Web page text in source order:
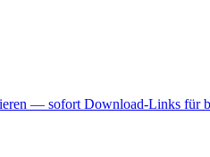
— sofort Download-Links für